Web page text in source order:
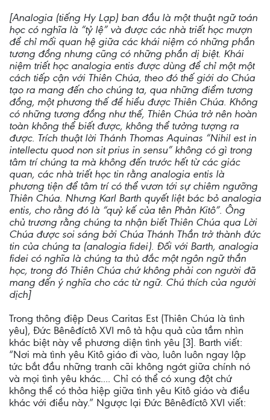
[Analogia (tiếng Hy Lạp) ban đầu là một thuật ngữ toán
học có nghĩa là “tỷ lệ” và được các nhà triết học mượn
để chỉ mối quan hệ giữa các khái niệm có những phần
tương đồng nhưng cũng có những phần dị biệt. Khái
niệm triết học analogia entis được dùng để chỉ một một
cách tiếp cận với Thiên Chúa, theo đó thế giới do Chúa
tạo ra mang đến cho chúng ta, qua những điểm tương
đồng, một phương thế để hiểu được Thiên Chúa. Không
có những tương đồng như thế, Thiên Chúa trở nên hoàn
toàn không thể biết được, không thể tưởng tượng ra
được. Trích thuật lời Thánh Thomas Aquinas “Nihil est in
intellectu quod non sit prius in sensu” không có gì trong
tâm trí chúng ta mà không đến trước hết từ các giác
quan, các nhà triết học tin rằng analogia entis là
phương tiện để tâm trí có thể vươn tới sự chiêm ngưỡng
Thiên Chúa. Nhưng Karl Barth quyết liệt bác bỏ analogia
entis, cho rằng đó là “quỷ kế của tên Phản Kitô”. Ông
chủ trương rằng chúng ta nhận biết Thiên Chúa qua Lời
Chúa được soi sáng bởi Chúa Thánh Thần trở thành đức
tin của chúng ta (analogia fidei). Đối với Barth, analogia
fidei có nghĩa là chúng ta thủ đắc một ngôn ngữ thần
học, trong đó Thiên Chúa chứ không phải con người đã
mang đến ý nghĩa cho các từ ngữ. Chú thích của người
dịch]
Trong thông điệp Deus Caritas Est (Thiên Chúa là tình
yêu), Đức Bênêđíctô XVI mô tả hậu quả của tầm nhìn
khác biệt này về phương diện tình yêu [3]. Barth viết:
“Nơi mà tình yêu Kitô giáo đi vào, luôn luôn ngay lập
tức bắt đầu những tranh cãi không ngớt giữa chính nó
và mọi tình yêu khác.... Chỉ có thể có xung đột chứ
không thể có thỏa hiệp giữa tình yêu Kitô giáo và điều
khác với điều này.” Ngược lại Đức Bênêđíctô XVI viết: